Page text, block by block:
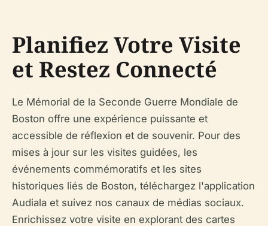
Planifiez Votre Visite
et Restez Connecté
Le Mémorial de la Seconde Guerre Mondiale de
Boston offre une expérience puissante et
accessible de réflexion et de souvenir. Pour des
mises à jour sur les visites guidées, les
événements commémoratifs et les sites
historiques liés de Boston, téléchargez l'application
Audiala et suivez nos canaux de médias sociaux.
Enrichissez votre visite en explorant des cartes